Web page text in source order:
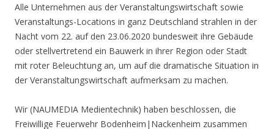
Alle Unternehmen aus der Veranstaltungswirtschaft sowie
Veranstaltungs-Locations in ganz Deutschland strahlen in der
Nacht vom 22. auf den 23.06.2020 bundesweit ihre Gebäude
oder stellvertretend ein Bauwerk in ihrer Region oder Stadt
mit roter Beleuchtung an, um auf die dramatische Situation in
der Veranstaltungswirtschaft aufmerksam zu machen.
Wir (NAUMEDIA Medientechnik) haben beschlossen, die
Freiwillige Feuerwehr Bodenheim|Nackenheim zusammen